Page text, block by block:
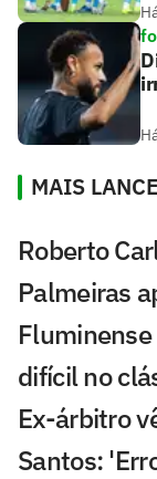
MAIS
Roberto
Palmeiras
difícil no
Ex-árbitro
Santos: